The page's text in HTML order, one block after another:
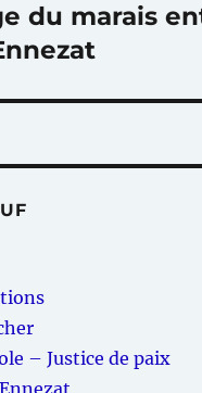
du marais
– Justice de paix